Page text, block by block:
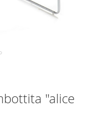
"alice